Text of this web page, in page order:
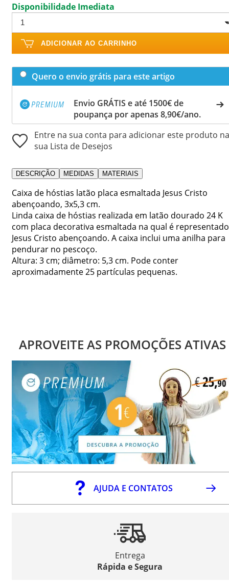
Disponibilidade Imediata
ADICIONAR AO CARRINHO
Quero o envio grátis para este artigo
Envio GRÁTIS e até 1500€ de
poupança por apenas 8,90€/ano.
Entre na sua conta para adicionar este produto na
sua Lista de Desejos
DESCRIÇÃO MEDIDAS MATERIAIS
Caixa de hóstias latão placa esmaltada Jesus Cristo
abençoando, 3x5,3 cm.
Linda caixa de hóstias realizada em latão dourado 24 K
com placa decorativa esmaltada na qual é representado
Jesus Cristo abençoando. A caixa inclui uma anilha para
pendurar no pescoço.
Altura: 3 cm; diâmetro: 5,3 cm. Pode conter
aproximadamente 25 partículas pequenas.
APROVEITE AS PROMOÇÕES ATIVAS
AJUDA E CONTATOS
Entrega
Rápida e Segura